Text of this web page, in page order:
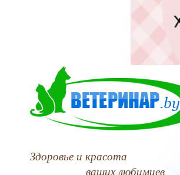
Здоровье и красота
ваших любимцев